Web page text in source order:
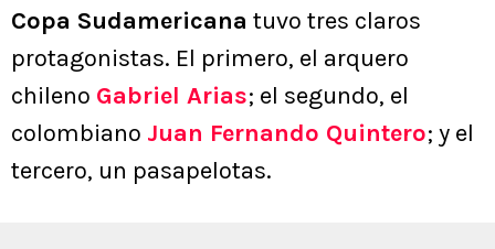
Copa Sudamericana tuvo tres claros
protagonistas. El primero, el arquero
chileno Gabriel Arias; el segundo, el
colombiano Juan Fernando Quintero; y el
tercero, un pasapelotas.